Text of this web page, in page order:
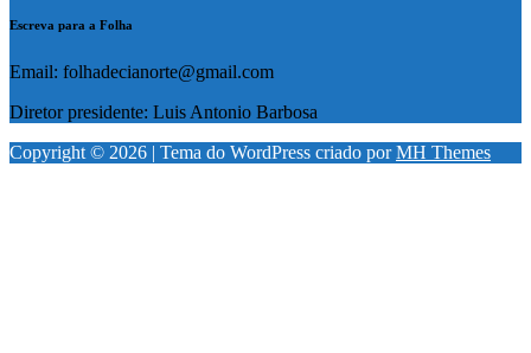
Escreva para a Folha
Email: folhadecianorte@gmail.com
Diretor presidente: Luis Antonio Barbosa
Copyright © 2026 | Tema do WordPress criado porMH Themes